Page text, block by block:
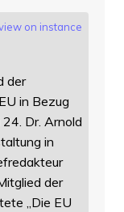
on instance
der
in Bezug
Dr. Arnold
in
der
„Die EU